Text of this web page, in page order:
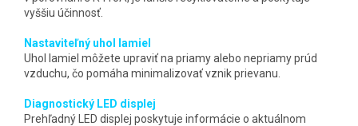
vyššiu účinnosť.
Nastaviteľný uhol lamiel
Uhol lamiel môžete upraviť na priamy alebo nepriamy prúd
vzduchu, čo pomáha minimalizovať vznik prievanu.
Diagnostický LED displej
Prehľadný LED displej poskytuje informácie o aktuálnom